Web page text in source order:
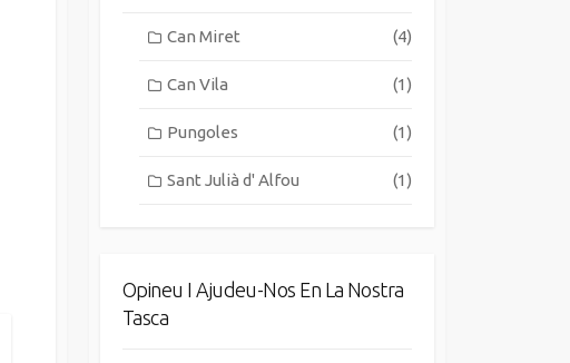
Can Miret (4)
Can Vila (1)
Pungoles (1)
Sant Julià d' Alfou (1)
Opineu I Ajudeu-Nos En La Nostra
Tasca